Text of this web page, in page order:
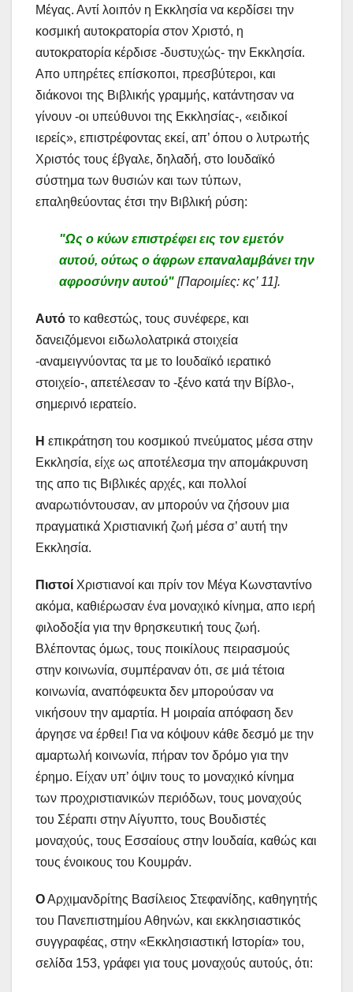
Μέγας. Αντί λοιπόν η Εκκλησία να κερδίσει την
κοσμική αυτοκρατορία στον Χριστό, η
αυτοκρατορία κέρδισε -δυστυχώς- την Εκκλησία.
Απο υπηρέτες επίσκοποι, πρεσβύτεροι, και
διάκονοι της Βιβλικής γραμμής, κατάντησαν να
γίνουν -οι υπεύθυνοι της Εκκλησίας-, «ειδικοί
ιερείς», επιστρέφοντας εκεί, απ’ όπου ο λυτρωτής
Χριστός τους έβγαλε, δηλαδή, στο Ιουδαϊκό
σύστημα των θυσιών και των τύπων,
επαληθεύοντας έτσι την Βιβλική ρύση:
"Ως ο κύων επιστρέφει εις τον εμετόν
αυτού, ούτως ο άφρων επαναλαμβάνει την
αφροσύνην αυτού" [Παροιμίες: κς’ 11].
Αυτό το καθεστώς, τους συνέφερε, και
δανειζόμενοι ειδωλολατρικά στοιχεία
-αναμειγνύοντας τα με το Ιουδαϊκό ιερατικό
στοιχείο-, απετέλεσαν το -ξένο κατά την Βίβλο-,
σημερινό ιερατείο.
Η επικράτηση του κοσμικού πνεύματος μέσα στην
Εκκλησία, είχε ως αποτέλεσμα την απομάκρυνση
της απο τις Βιβλικές αρχές, και πολλοί
αναρωτιόντουσαν, αν μπορούν να ζήσουν μια
πραγματικά Χριστιανική ζωή μέσα σ’ αυτή την
Εκκλησία.
Πιστοί Χριστιανοί και πρίν τον Μέγα Κωνσταντίνο
ακόμα, καθιέρωσαν ένα μοναχικό κίνημα, απο ιερή
φιλοδοξία για την θρησκευτική τους ζωή.
Βλέποντας όμως, τους ποικίλους πειρασμούς
στην κοινωνία, συμπέραναν ότι, σε μιά τέτοια
κοινωνία, αναπόφευκτα δεν μπορούσαν να
νικήσουν την αμαρτία. Η μοιραία απόφαση δεν
άργησε να έρθει! Για να κόψουν κάθε δεσμό με την
αμαρτωλή κοινωνία, πήραν τον δρόμο για την
έρημο. Είχαν υπ’ όψιν τους το μοναχικό κίνημα
των προχριστιανικών περιόδων, τους μοναχούς
του Σέραπι στην Αίγυπτο, τους Βουδιστές
μοναχούς, τους Εσσαίους στην Ιουδαία, καθώς και
τους ένοικους του Κουμράν.
ΟΑρχιμανδρίτης Βασίλειος Στεφανίδης, καθηγητής
του Πανεπιστημίου Αθηνών, και εκκλησιαστικός
συγγραφέας, στην «Εκκλησιαστική Ιστορία» του,
σελίδα 153, γράφει για τους μοναχούς αυτούς, ότι: